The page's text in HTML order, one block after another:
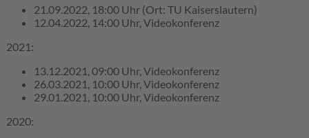
21.09.2022, 18:00 Uhr (Ort: TU Kaiserslautern)
12.04.2022, 14:00 Uhr, Videokonferenz
2021:
13.12.2021, 09:00 Uhr, Videokonferenz
26.03.2021, 10:00 Uhr, Videokonferenz
29.01.2021, 10:00 Uhr, Videokonferenz
2020: